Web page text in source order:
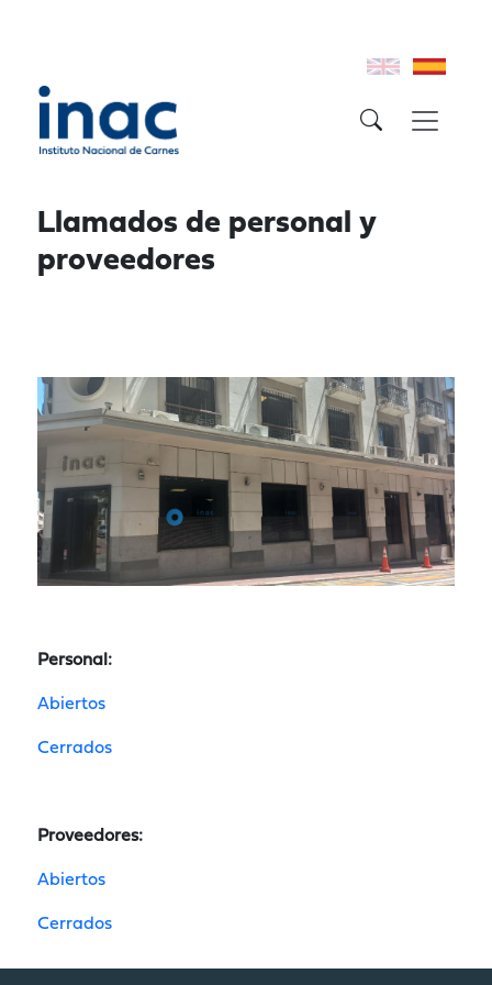
Llamados de personal y
proveedores
Personal:
Abiertos
Cerrados
Proveedores:
Abiertos
Cerrados